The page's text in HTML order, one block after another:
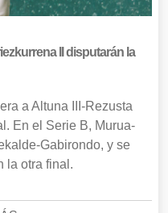
II disputarán la
a Altuna III-Rezusta
En el Serie B, Murua-
Gabirondo, y se
la otra final.